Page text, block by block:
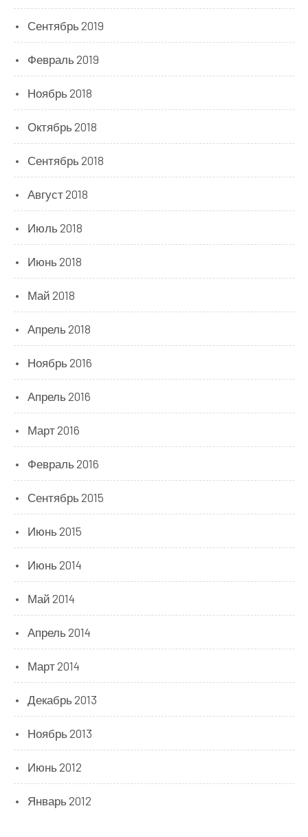
Сентябрь 2019
Февраль 2019
Ноябрь 2018
Октябрь 2018
Сентябрь 2018
Август 2018
Июль 2018
Июнь 2018
Май 2018
Апрель 2018
Ноябрь 2016
Апрель 2016
Март 2016
Февраль 2016
Сентябрь 2015
Июнь 2015
Июнь 2014
Май 2014
Апрель 2014
Март 2014
Декабрь 2013
Ноябрь 2013
Июнь 2012
Январь 2012